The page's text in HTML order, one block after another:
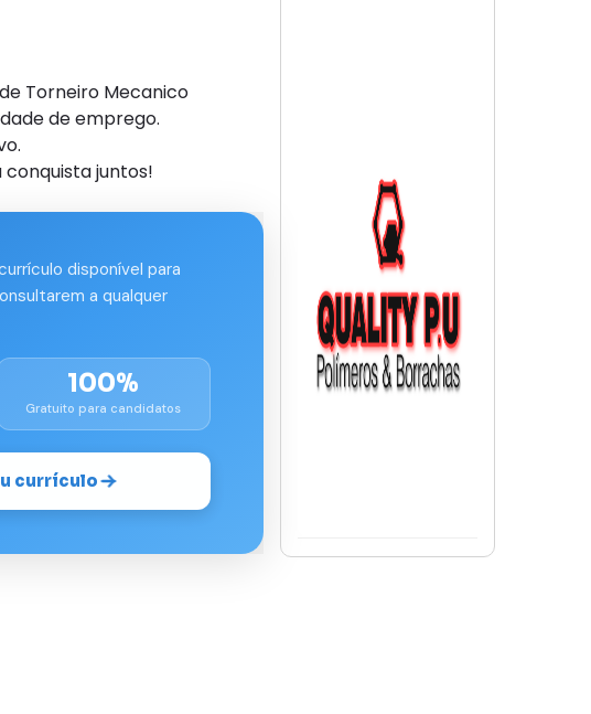
Torneiro Mecanico
de emprego.
juntos!
disponível para
a qualquer
100%
Gratuito para candidatos
currículo